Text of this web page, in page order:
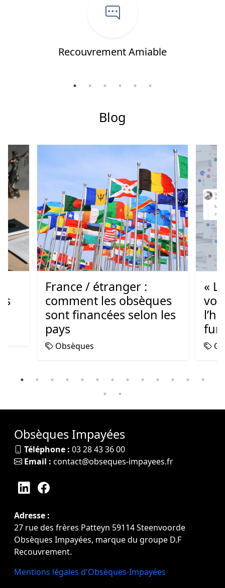
Recouvrement Amiable
Blog
France / étranger :
comment les obsèques
sont financées selon les
pays
Obsèques
«
Obsèques Impayées
Téléphone : 03 28 43 36 00
Email : contact@obseques-impayees.fr
Adresse :
27 rue des frères Patteyn 59114 Steenvoorde
Obsèques Impayées, marque du groupe D.F
Recouvrement.
Mentions légales d'Obsèques-Impayées